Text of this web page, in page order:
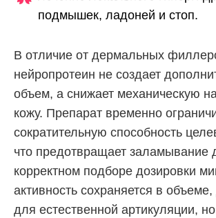
подмышек, ладоней и стоп.
В отличие от дермальных
нейропротеин не создает
объем, а снижает механическую
кожу. Препарат временно
сократительную способность
что предотвращает
корректном подборе дозировки
активность сохраняется в
для естественной артикуляции,